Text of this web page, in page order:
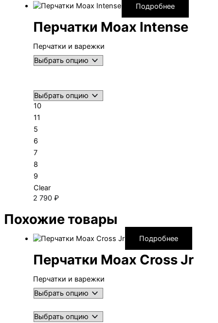
Подробнее
Перчатки Moax Intense
Перчатки и варежки
10
11
5
6
7
8
9
Clear
2 790 ₽
Похожие товары
Подробнее
Перчатки Moax Cross Jr
Перчатки и варежки